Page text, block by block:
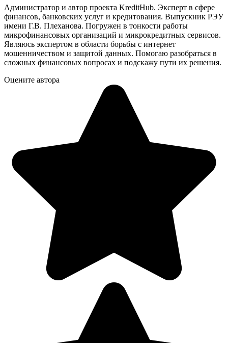
Администратор и автор проекта KreditHub. Эксперт в сфере
финансов, банковских услуг и кредитования. Выпускник РЭУ
имени Г.В. Плеханова. Погружен в тонкости работы
микрофинансовых организаций и микрокредитных сервисов.
Являюсь экспертом в области борьбы с интернет
мошенничеством и защитой данных. Помогаю разобраться в
сложных финансовых вопросах и подскажу пути их решения.
Оцените автора